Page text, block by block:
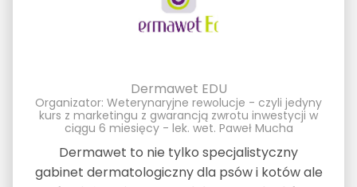
Dermawet EDU
Organizator: Weterynaryjne rewolucje - czyli jedyny
kurs z marketingu z gwarancją zwrotu inwestycji w
ciągu 6 miesięcy - lek. wet. Paweł Mucha
Dermawet to nie tylko specjalistyczny
gabinet dermatologiczny dla psów i kotów ale